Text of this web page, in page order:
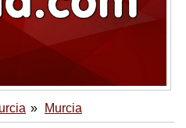
Murcia